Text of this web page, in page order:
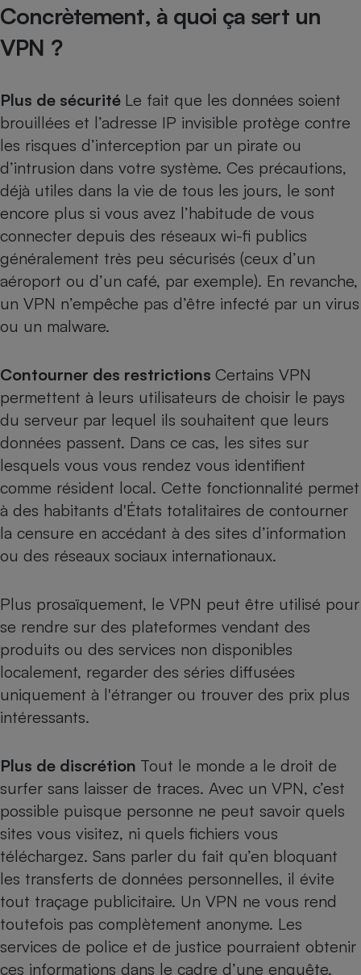
Concrètement, à quoi ça sert un
VPN ?
Plus de sécurité Le fait que les données soient
brouillées et l’adresse IP invisible protège contre
les risques d’interception par un pirate ou
d’intrusion dans votre système. Ces précautions,
déjà utiles dans la vie de tous les jours, le sont
encore plus si vous avez l’habitude de vous
connecter depuis des réseaux wi-fi publics
généralement très peu sécurisés (ceux d’un
aéroport ou d’un café, par exemple). En revanche,
un VPN n’empêche pas d’être infecté par un virus
ou un malware.
Contourner des restrictions Certains VPN
permettent à leurs utilisateurs de choisir le pays
du serveur par lequel ils souhaitent que leurs
données passent. Dans ce cas, les sites sur
lesquels vous vous rendez vous identifient
comme résident local. Cette fonctionnalité permet
à des habitants d'États totalitaires de contourner
la censure en accédant à des sites d’information
ou des réseaux sociaux internationaux.
Plus prosaïquement, le VPN peut être utilisé pour
se rendre sur des plateformes vendant des
produits ou des services non disponibles
localement, regarder des séries diffusées
uniquement à l'étranger ou trouver des prix plus
intéressants.
Plus de discrétion Tout le monde a le droit de
surfer sans laisser de traces. Avec un VPN, c’est
possible puisque personne ne peut savoir quels
sites vous visitez, ni quels fichiers vous
téléchargez. Sans parler du fait qu’en bloquant
les transferts de données personnelles, il évite
tout traçage publicitaire. Un VPN ne vous rend
toutefois pas complètement anonyme. Les
services de police et de justice pourraient obtenir
ces informations dans le cadre d’une enquête.